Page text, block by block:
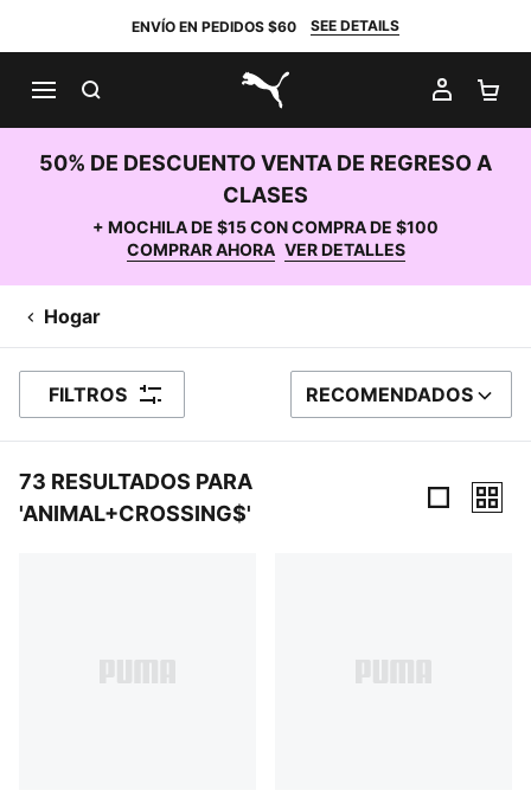
ENVÍO EN PEDIDOS $60 SEE DETAILS
PUMA.com
MI
50% DE DESCUENTO VENTA DE REGRESO A
CLASES
+ MOCHILA DE $15 CON COMPRA DE $100
COMPRAR AHORA VER DETALLES
Hogar
FILTROS ORDENAR POR
RECOMENDADOS
73 RESULTADOS PARA
'ANIMAL+CROSSING$'